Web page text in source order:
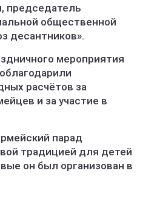
председатель
общественной
десантников».
мероприятия
расчётов за
и за участие в
парад
традицией для детей
он был организован в